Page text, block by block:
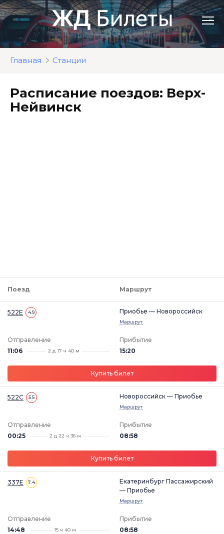
Перейти
к
контенту
Главная Станции
Расписание поездов: Верх-
Нейвинск
Поезд Маршрут
522Е 4.9 Приобье — Новороссийск
Маршрут
Отправление
11:06
2 д 17 ч 40 м
Прибытие
15:20
Купить билет
522С 5.5 Новороссийск — Приобье
Маршрут
Отправление
00:25
2 д 22 ч 36 м
Прибытие
08:58
Купить билет
337Е 7.4
Екатеринбург Пассажирский
— Приобье
Маршрут
Отправление
14:48
15 ч 40 м
Прибытие
08:58